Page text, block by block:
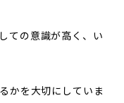
ての意識が高く、い
かを大切にしていま